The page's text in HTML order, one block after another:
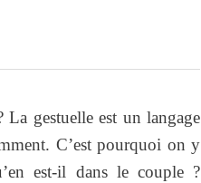
gestuelle est un langage
C’est pourquoi on y
est-il dans le couple ?